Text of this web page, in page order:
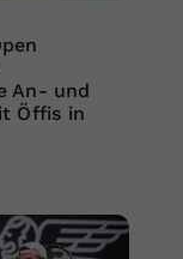
An- und
Öffis in